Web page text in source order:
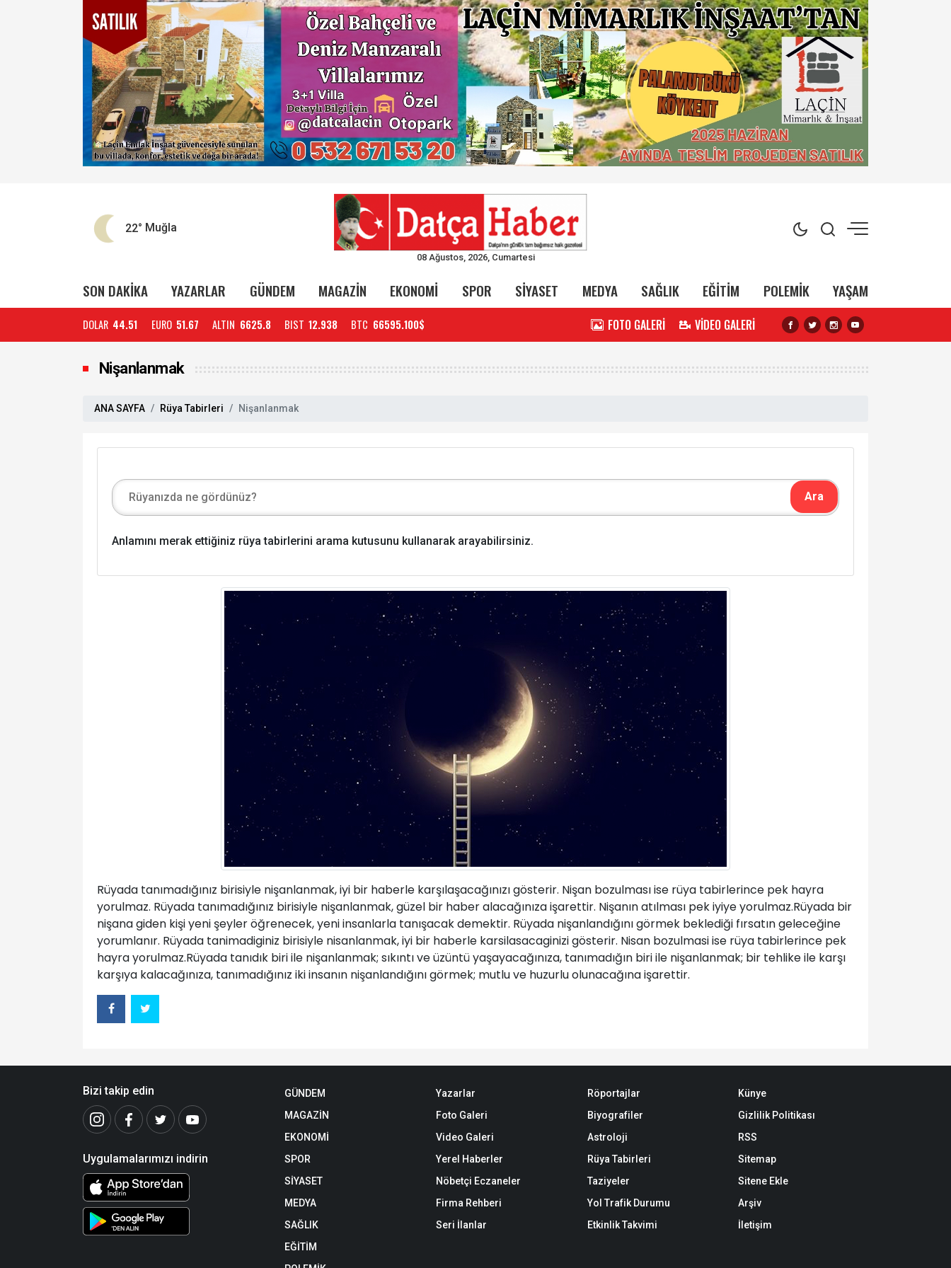
22° Muğla
08 Ağustos, 2026, Cumartesi
SON DAKİKA YAZARLAR GÜNDEM MAGAZİN EKONOMİ SPOR SİYASET MEDYA SAĞLIK EĞİTİM POLEMİK YAŞAM
DOLAR 44.51 EURO 51.67 ALTIN 6625.8 BIST 12.938 BTC 66595.100$ FOTO GALERİ VİDEO GALERİ
Nişanlanmak
ANA SAYFA Rüya Tabirleri Nişanlanmak
Anlamını merak ettiğiniz rüya tabirlerini arama kutusunu kullanarak arayabilirsiniz.
Rüyada tanımadığınız birisiyle nişanlanmak, iyi bir haberle karşılaşacağınızı gösterir. Nişan bozulması ise rüya tabirlerince pek hayra
yorulmaz. Rüyada tanımadığınız birisiyle nişanlanmak, güzel bir haber alacağınıza işarettir. Nişanın atılması pek iyiye yorulmaz.Rüyada bir
nişana giden kişi yeni şeyler öğrenecek, yeni insanlarla tanışacak demektir. Rüyada nişanlandığını görmek beklediği fırsatın geleceğine
yorumlanır. Rüyada tanimadiginiz birisiyle nisanlanmak, iyi bir haberle karsilasacaginizi gösterir. Nisan bozulmasi ise rüya tabirlerince pek
hayra yorulmaz.Rüyada tanıdık biri ile nişanlanmak; sıkıntı ve üzüntü yaşayacağınıza, tanımadığın biri ile nişanlanmak; bir tehlike ile karşı
karşıya kalacağınıza, tanımadığınız iki insanın nişanlandığını görmek; mutlu ve huzurlu olunacağına işarettir.
Bizi takip edin
Uygulamalarımızı indirin
GÜNDEM
MAGAZİN
EKONOMİ
SPOR
SİYASET
MEDYA
SAĞLIK
EĞİTİM
Yazarlar
Foto Galeri
Video Galeri
Yerel Haberler
Nöbetçi Eczaneler
Firma Rehberi
Seri İlanlar
Röportajlar
Biyografiler
Astroloji
Rüya Tabirleri
Taziyeler
Yol Trafik Durumu
Etkinlik Takvimi
Künye
Gizlilik Politikası
RSS
Sitemap
Sitene Ekle
Arşiv
İletişim